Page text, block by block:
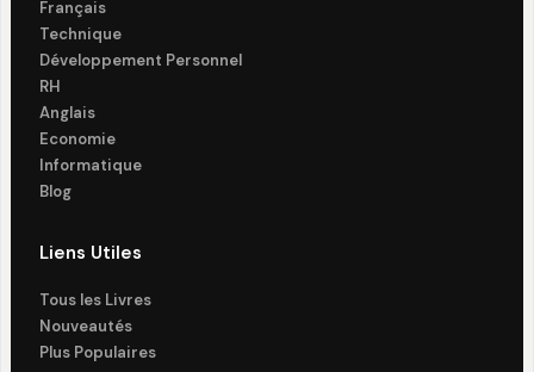
Français
Technique
Développement Personnel
RH
Anglais
Economie
Informatique
Blog
Liens Utiles
Tous les Livres
Nouveautés
Plus Populaires